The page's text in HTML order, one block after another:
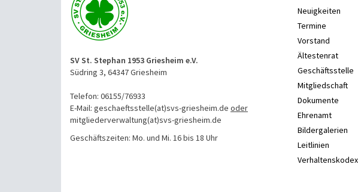
SV St. Stephan 1953 Griesheim e.V.
Südring 3, 64347 Griesheim
Telefon: 06155/76933
E-Mail: geschaeftsstelle(at)svs-griesheim.de oder
mitgliederverwaltung(at)svs-griesheim.de
Geschäftszeiten: Mo. und Mi. 16 bis 18 Uhr
Neuigkeiten
Termine
Vorstand
Ältestenrat
Geschäftsstelle
Mitgliedschaft
Dokumente
Ehrenamt
Bildergalerien
Leitlinien
Verhaltenskodex